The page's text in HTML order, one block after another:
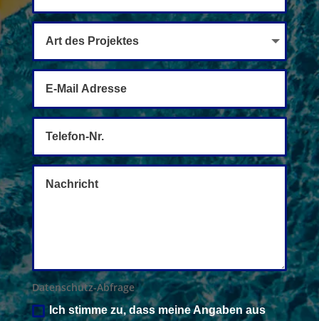
Datenschutz-Abfrage
Ich stimme zu, dass meine Angaben aus